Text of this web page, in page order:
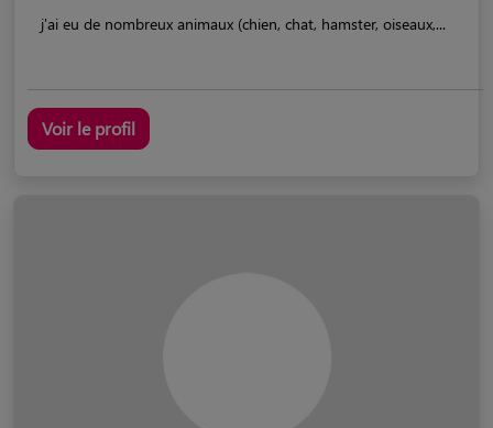
j'ai eu de nombreux animaux (chien, chat, hamster, oiseaux,...
Voir le profil